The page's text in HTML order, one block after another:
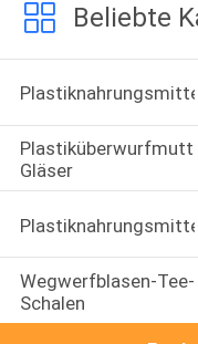
Beliebte
Gläser
Wegwerfblasen-Tee-
Schalen